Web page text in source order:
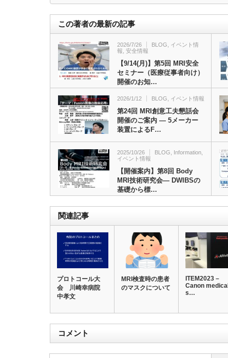
この著者の最新の記事
2026/7/26 BLOG, イベント情
報, 安全情報
【9/14(月)】第5回 MRI安全
セミナー（医療従事者向け）
開催のお知…
2026/1/12 BLOG, イベント情報
第24回 MRI創意工夫懇話会
開催のご案内 ― 5メーカー
装置によるF…
2025/10/26 BLOG, Information,
イベント情報
【開催案内】第8回 Body
MRI技術研究会― DWIBSの
基礎から標…
関連記事
プロトコール大
会 川崎幸病院
中孝文
MRI検査時の患者
のマスクについて
ITEM2023 –
Canon medical
s…
コメント